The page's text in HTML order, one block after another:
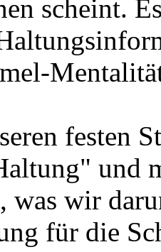
scheint.
festen
und
was wir
für die